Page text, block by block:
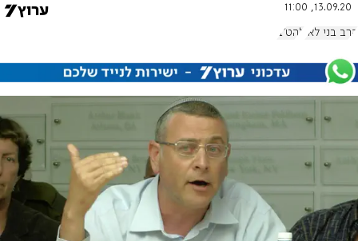
13.09.20, 11:00
הרב בני לאו להט"ב